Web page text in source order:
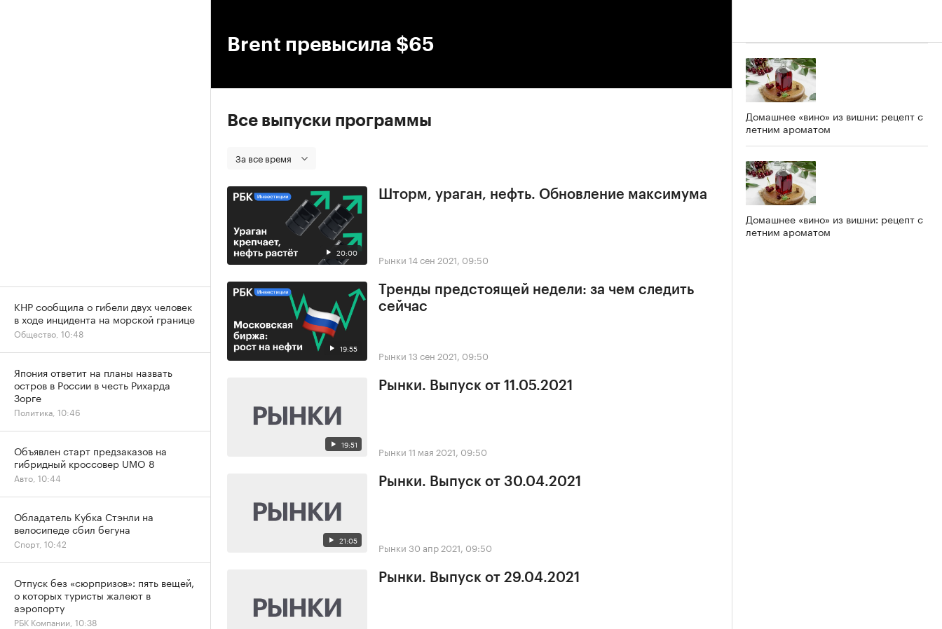
Brent превысила $65
Все выпуски программы
За все время
20:00
Шторм, ураган, нефть. Обновление максимума
Рынки 14 сен 2021, 09:50
19:55
Тренды предстоящей недели: за чем следить
сейчас
Рынки 13 сен 2021, 09:50
19:51
Рынки. Выпуск от 11.05.2021
Рынки 11 мая 2021, 09:50
21:05
Рынки. Выпуск от 30.04.2021
Рынки 30 апр 2021, 09:50
Рынки. Выпуск от 29.04.2021
Домашнее «вино» из вишни: рецепт с
летним ароматом
Домашнее «вино» из вишни: рецепт с
летним ароматом
КНР сообщила о гибели двух человек
в ходе инцидента на морской границе
Общество, 10:48
Япония ответит на планы назвать
остров в России в честь Рихарда
Зорге
Политика, 10:46
Объявлен старт предзаказов на
гибридный кроссовер UMO 8
Авто, 10:44
Обладатель Кубка Стэнли на
велосипеде сбил бегуна
Спорт, 10:42
Отпуск без «сюрпризов»: пять вещей,
о которых туристы жалеют в
аэропорту
РБК Компании, 10:38